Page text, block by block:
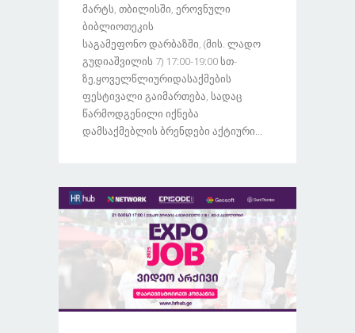
Მარტს, Თბილისში, Ეროვნული
Ბიბლიოთეკის
Საგამეფონო Დარბაზში, (მის. Ლადო
Გუდიაშვილის 7) 17:00-19:00 Სთ-
Ზე,ყოველწლიურიდასაქმების
Ფესტივალი Გაიმართება, Სადაც
Წარმოდგენილი Იქნება
Დამსაქმებლის Ბრენდები Აქტიური...